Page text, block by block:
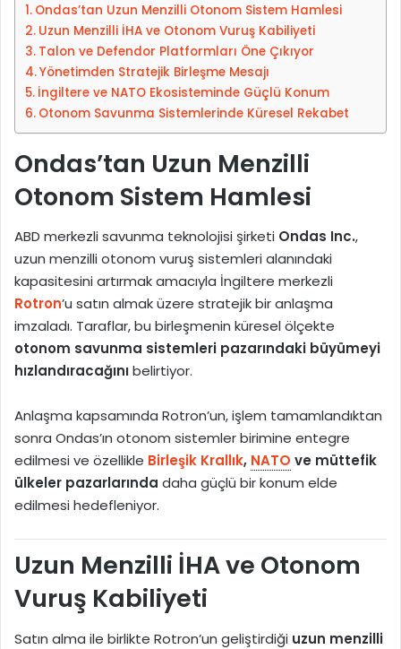
o
s
t
d
e
m
e
k
Ondas’tan Uzun Menzilli Otonom Sistem Hamlesi
Uzun Menzilli İHA ve Otonom Vuruş Kabiliyeti
Talon ve Defendor Platformları Öne Çıkıyor
Yönetimden Stratejik Birleşme Mesajı
İngiltere ve NATO Ekosisteminde Güçlü Konum
Otonom Savunma Sistemlerinde Küresel Rekabet
Ondas’tan Uzun Menzilli
Otonom Sistem Hamlesi
ABD merkezli savunma teknolojisi şirketi Ondas Inc.,
uzun menzilli otonom vuruş sistemleri alanındaki
kapasitesini artırmak amacıyla İngiltere merkezli
Rotron’u satın almak üzere stratejik bir anlaşma
imzaladı. Taraflar, bu birleşmenin küresel ölçekte
otonom savunma sistemleri pazarındaki büyümeyi
hızlandıracağınıbelirtiyor.
Anlaşma kapsamında Rotron’un, işlem tamamlandıktan
sonra Ondas’ın otonom sistemler birimine entegre
edilmesi ve özellikle Birleşik Krallık, NATO ve müttefik
ülkeler pazarlarında daha güçlü bir konum elde
edilmesi hedefleniyor.
Uzun Menzilli İHA ve Otonom
Vuruş Kabiliyeti
Satın alma ile birlikte Rotron’un geliştirdiği uzun menzilli